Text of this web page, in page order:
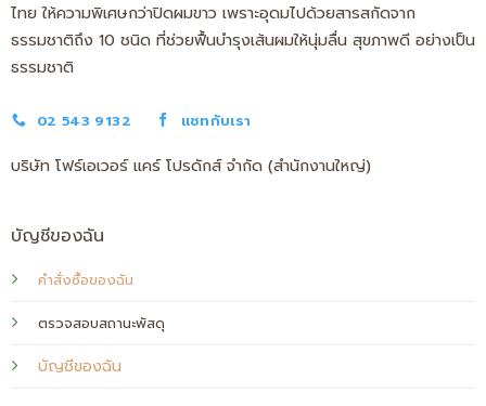
ไทย ให้ความพิเศษกว่าปิดผมขาว เพราะอุดมไปด้วยสารสกัดจาก
ธรรมชาติถึง 10 ชนิด ที่ช่วยฟื้นบำรุงเส้นผมให้นุ่มลื่น สุขภาพดี อย่างเป็น
ธรรมชาติ
02 543 9132 แชทกับเรา
บริษัท โฟร์เอเวอร์ แคร์ โปรดักส์ จำกัด (สำนักงานใหญ่)
บัญชีของฉัน
คำสั่งซื้อของฉัน
ตรวจสอบสถานะพัสดุ
บัญชีของฉัน